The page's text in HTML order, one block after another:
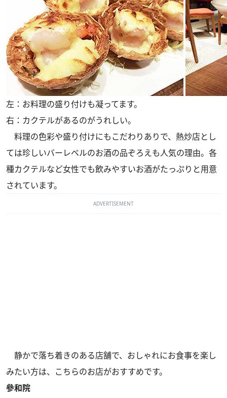
左：お料理の盛り付けも凝ってます。
右：カクテルがあるのがうれしい。
料理の色彩や盛り付けにもこだわりありで、熱炒店とし
ては珍しいバーレベルのお酒の品ぞろえも人気の理由。各
種カクテルなど女性でも飲みやすいお酒がたっぷりと用意
されています。
ADVERTISEMENT
静かで落ち着きのある店舗で、おしゃれにお食事を楽し
みたい方は、こちらのお店がおすすめです。
參和院